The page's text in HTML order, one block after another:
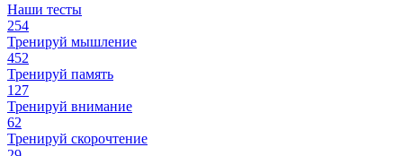
Наши тесты
254
Тренируй мышление
452
Тренируй память
127
Тренируй внимание
62
Тренируй скорочтение